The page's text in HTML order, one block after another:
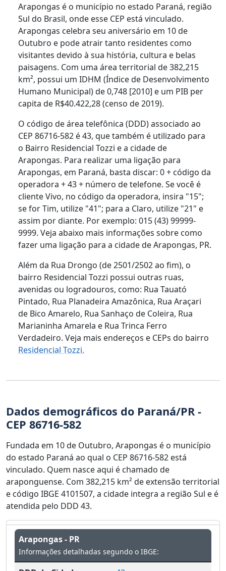
Arapongas é o município no estado Paraná, região
Sul do Brasil, onde esse CEP está vinculado.
Arapongas celebra seu aniversário em 10 de
Outubro e pode atrair tanto residentes como
visitantes devido à sua história, cultura e belas
paisagens. Com uma área territorial de 382,215
km², possui um IDHM (Índice de Desenvolvimento
Humano Municipal) de 0,748 [2010] e um PIB per
capita de R$40.422,28 (censo de 2019).
O código de área telefônica (DDD) associado ao
CEP 86716-582 é 43, que também é utilizado para
o Bairro Residencial Tozzi e a cidade de
Arapongas. Para realizar uma ligação para
Arapongas, em Paraná, basta discar: 0 + código da
operadora + 43 + número de telefone. Se você é
cliente Vivo, no código da operadora, insira "15";
se for Tim, utilize "41"; para a Claro, utilize "21" e
assim por diante. Por exemplo: 015 (43) 99999-
9999. Veja abaixo mais informações sobre como
fazer uma ligação para a cidade de Arapongas, PR.
Além da Rua Drongo (de 2501/2502 ao fim), o
bairro Residencial Tozzi possui outras ruas,
avenidas ou logradouros, como: Rua Tauató
Pintado, Rua Planadeira Amazônica, Rua Araçari
de Bico Amarelo, Rua Sanhaço de Coleira, Rua
Marianinha Amarela e Rua Trinca Ferro
Verdadeiro. Veja mais endereços e CEPs do bairro
Residencial Tozzi.
Dados demográficos do Paraná/PR -
CEP 86716-582
Fundada em 10 de Outubro, Arapongas é o município
do estado Paraná ao qual o CEP 86716-582 está
vinculado. Quem nasce aqui é chamado de
araponguense. Com 382,215 km² de extensão territorial
e código IBGE 4101507, a cidade integra a região Sul e é
atendida pelo DDD 43.
Arapongas - PR
Informações detalhadas segundo o IBGE: